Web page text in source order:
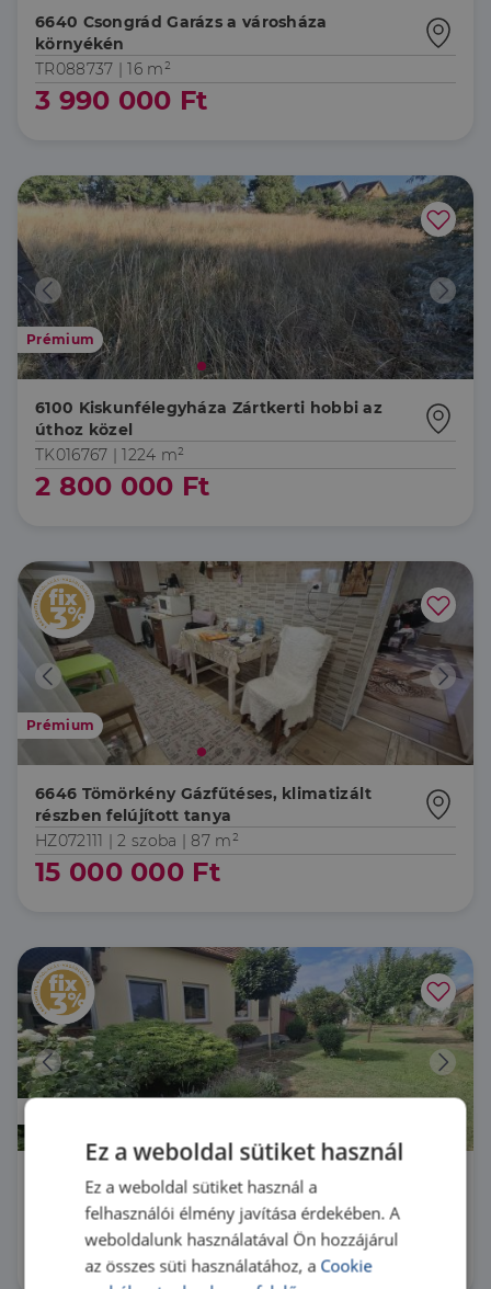
6640 Csongrád Garázs a városháza
környékén
TR088737 |16 m²
3 990 000 Ft
Prémium
6100 Kiskunfélegyháza Zártkerti hobbi az
úthoz közel
TK016767 |1224 m²
2 800 000 Ft
Prémium
6646 Tömörkény Gázfűtéses, klimatizált
részben felújított tanya
HZ072111 |2 szoba | 87 m²
15 000 000 Ft
6100 Kiskunfélegyháza Kétgenerációs,
felújított ház üzlethelyiséggel
HZ060259 |4 szoba| 183 m²
73 000 000 Ft
Ez a weboldal sütiket használ
Ez a weboldal sütiket használ a
felhasználói élmény javítása érdekében. A
weboldalunk használatával Ön hozzájárul
az összes süti használatához, a Cookie